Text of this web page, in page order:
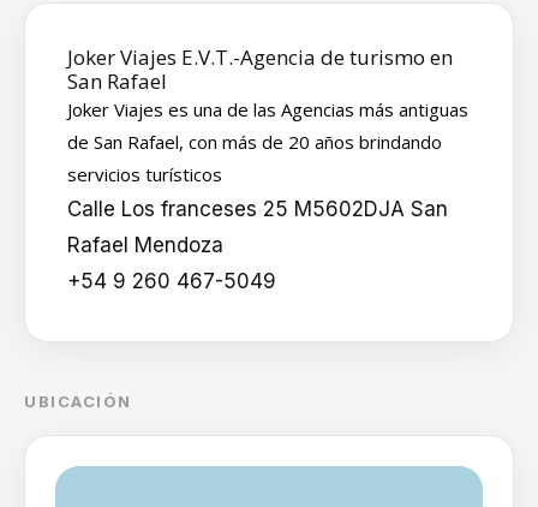
Joker Viajes E.V.T.-Agencia de turismo en
San Rafael
Joker Viajes es una de las Agencias más antiguas
de San Rafael, con más de 20 años brindando
servicios turísticos
Calle Los franceses 25 M5602DJA San
Rafael Mendoza
+54 9 260 467-5049
UBICACIÓN